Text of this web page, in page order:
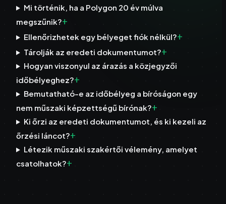
Mi történik, ha a Polygon 20 év múlva
megszűnik?+
Ellenőrizhetek egy bélyeget fiók nélkül?+
Tárolják az eredeti dokumentumot?+
Hogyan viszonyul az árazás a közjegyzői
időbélyeghez?+
Bemutatható-e az időbélyeg a bíróságon egy
nem műszaki képzettségű bírónak?+
Ki őrzi az eredeti dokumentumot, és ki kezeli az
őrzési láncot?+
Létezik műszaki szakértői vélemény, amelyet
csatolhatok?+